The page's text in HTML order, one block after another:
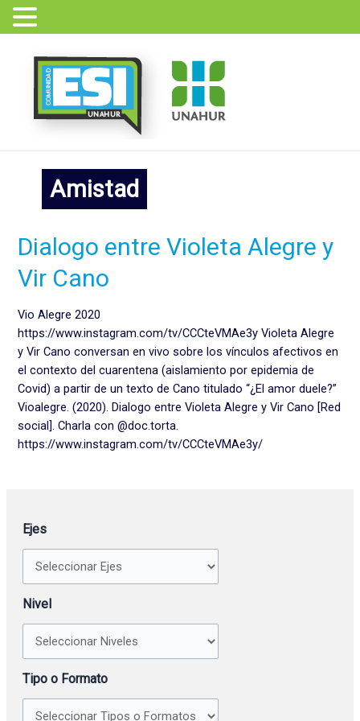
contenido
Ejes
Nivel
Tipo o Formato
Amistad
Dialogo entre Violeta Alegre y
Vir Cano
Vio Alegre 2020
https://www.instagram.com/tv/CCCteVMAe3y Violeta Alegre
y Vir Cano conversan en vivo sobre los vínculos afectivos en
el contexto del cuarentena (aislamiento por epidemia de
Covid) a partir de un texto de Cano titulado “¿El amor duele?”
Vioalegre. (2020). Dialogo entre Violeta Alegre y Vir Cano [Red
social]. Charla con @doc.torta.
https://www.instagram.com/tv/CCCteVMAe3y/